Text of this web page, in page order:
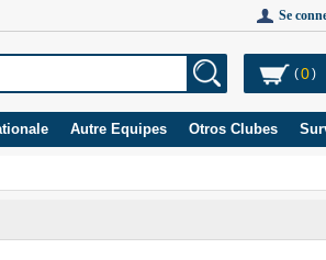
Se
(0)
Autre Equipes Otros Clubes